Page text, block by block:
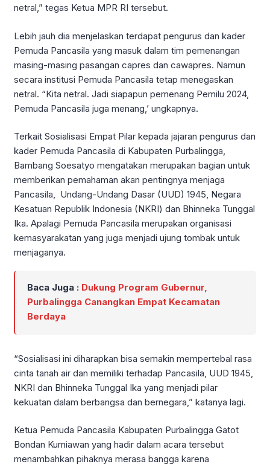
netral,” tegas Ketua MPR RI tersebut.
Lebih jauh dia menjelaskan terdapat pengurus dan kader
Pemuda Pancasila yang masuk dalam tim pemenangan
masing-masing pasangan capres dan cawapres. Namun
secara institusi Pemuda Pancasila tetap menegaskan
netral. “Kita netral. Jadi siapapun pemenang Pemilu 2024,
Pemuda Pancasila juga menang,’ ungkapnya.
Terkait Sosialisasi Empat Pilar kepada jajaran pengurus dan
kader Pemuda Pancasila di Kabupaten Purbalingga,
Bambang Soesatyo mengatakan merupakan bagian untuk
memberikan pemahaman akan pentingnya menjaga
Pancasila, Undang-Undang Dasar (UUD) 1945, Negara
Kesatuan Republik Indonesia (NKRI) dan Bhinneka Tunggal
Ika. Apalagi Pemuda Pancasila merupakan organisasi
kemasyarakatan yang juga menjadi ujung tombak untuk
menjaganya.
Baca Juga : Dukung Program Gubernur,
Purbalingga Canangkan Empat Kecamatan
Berdaya
“Sosialisasi ini diharapkan bisa semakin mempertebal rasa
cinta tanah air dan memiliki terhadap Pancasila, UUD 1945,
NKRI dan Bhinneka Tunggal Ika yang menjadi pilar
kekuatan dalam berbangsa dan bernegara,” katanya lagi.
Ketua Pemuda Pancasila Kabupaten Purbalingga Gatot
Bondan Kurniawan yang hadir dalam acara tersebut
menambahkan pihaknya merasa bangga karena